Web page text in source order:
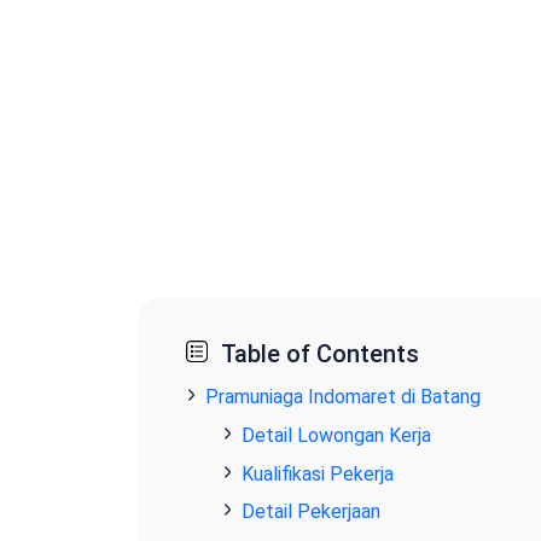
Table of Contents
Pramuniaga Indomaret di Batang
Detail Lowongan Kerja
Kualifikasi Pekerja
Detail Pekerjaan